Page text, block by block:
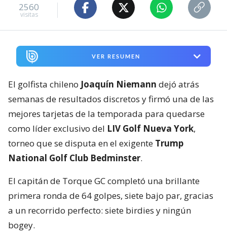
2560
visitas
VER RESUMEN
El golfista chileno Joaquín Niemann dejó atrás
semanas de resultados discretos y firmó una de las
mejores tarjetas de la temporada para quedarse
como líder exclusivo del LIV Golf Nueva York,
torneo que se disputa en el exigente Trump
National Golf Club Bedminster.
El capitán de Torque GC completó una brillante
primera ronda de 64 golpes, siete bajo par, gracias
a un recorrido perfecto: siete birdies y ningún
bogey.